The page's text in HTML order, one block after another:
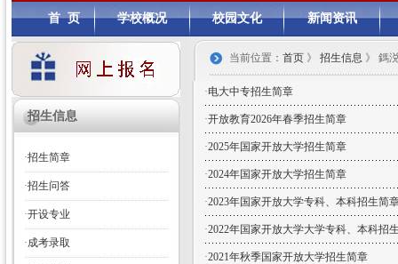
首 页 学校概况 校园文化 新闻资讯
招生信息
·招生简章
·招生问答
·开设专业
·成考录取
当前位置： 首页》 招生信息 》 鎷
·电大中专招生简章
·开放教育2026年春季招生简章
·2025年国家开放大学招生简章
·2024年国家开放大学招生简章
·2023年国家开放大学专科、本科招生简
·2022年国家开放大学大学专科、本科招
·2021年秋季国家开放大学招生简章